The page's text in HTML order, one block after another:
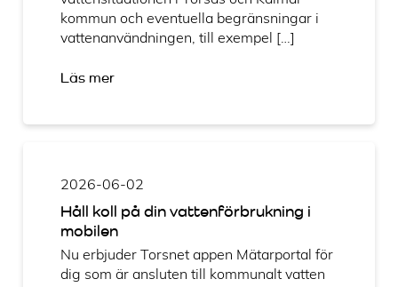
kommun och eventuella begränsningar i
vattenanvändningen, till exempel […]
Läs mer
2026-06-02
Håll koll på din vattenförbrukning i
mobilen
Nu erbjuder Torsnet appen Mätarportal för
dig som är ansluten till kommunalt vatten